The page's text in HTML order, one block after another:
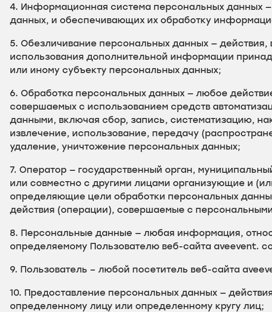
4. Информационная система персональных данных
данных, и обеспечивающих их обработку
5. Обезличивание персональных данных — действия,
использования дополнительной информации
или иному субъекту персональных данных;
6. Обработка персональных данных — любое
совершаемых с использованием средств
данными, включая сбор, запись, систематизацию,
извлечение, использование, передачу
удаление, уничтожение персональных данных;
7. Оператор — государственный орган,
или совместно с другими лицами организующие и
определяющие цели обработки персональных
действия (операции), совершаемые с
8. Персональные данные — любая информация,
определяемому Пользователю веб-сайта aveevent.
9. Пользователь – любой посетитель веб-сайта
10. Предоставление персональных данных —
определенному лицу или определенному кругу лиц;